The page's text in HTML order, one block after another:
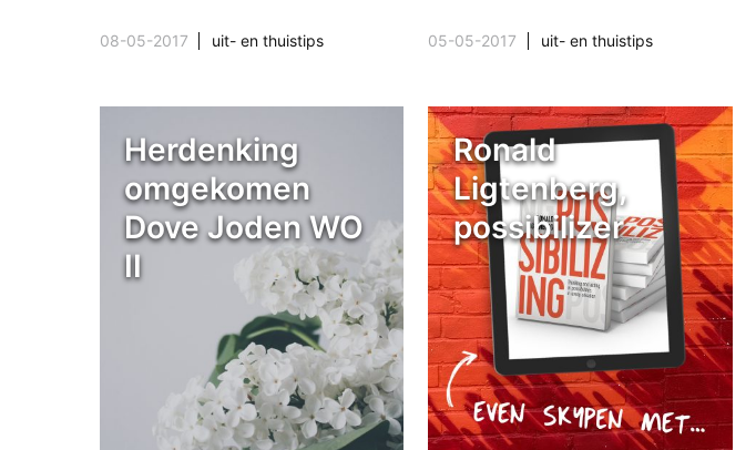
08-05-2017 uit- en thuistips 05-05-2017 uit- en thuistips
Herdenking
omgekomen
Dove Joden WO
II
Ronald
Ligtenberg,
possibilizer